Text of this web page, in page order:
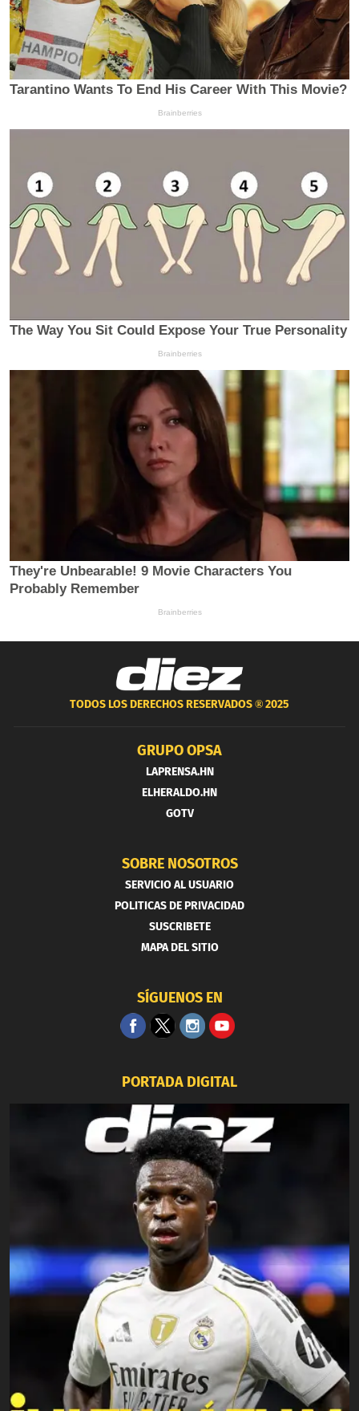
TODOS LOS DERECHOS RESERVADOS ®2025
GRUPO OPSA
LAPRENSA.HN
ELHERALDO.HN
GOTV
SOBRE NOSOTROS
SERVICIO AL USUARIO
POLITICAS DE PRIVACIDAD
SUSCRIBETE
MAPA DEL SITIO
SÍGUENOS EN
PORTADA DIGITAL